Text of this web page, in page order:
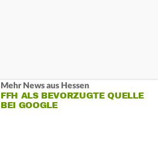
Mehr News aus Hessen
FFH ALS BEVORZUGTE QUELLE
BEI GOOGLE